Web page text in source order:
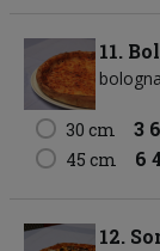
11.
30 cm 3
45 cm 6
12.